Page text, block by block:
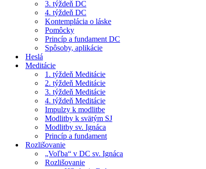
3. týždeň DC
4. týždeň DC
Kontemplácia o láske
Pomôcky
Princíp a fundament DC
Spôsoby, aplikácie
Heslá
Meditácie
1. týždeň Meditácie
2. týždeň Meditácie
3. týždeň Meditácie
4. týždeň Meditácie
Impulzy k modlitbe
Modlitby k svätým SJ
Modlitby sv. Ignáca
Princíp a fundament
Rozlišovanie
„Voľba“ v DC sv. Ignáca
Rozlišovanie